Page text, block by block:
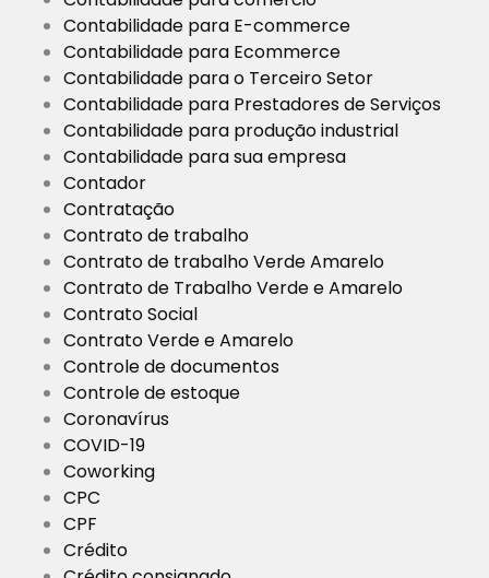
Contabilidade para E-commerce
Contabilidade para Ecommerce
Contabilidade para o Terceiro Setor
Contabilidade para Prestadores de Serviços
Contabilidade para produção industrial
Contabilidade para sua empresa
Contador
Contratação
Contrato de trabalho
Contrato de trabalho Verde Amarelo
Contrato de Trabalho Verde e Amarelo
Contrato Social
Contrato Verde e Amarelo
Controle de documentos
Controle de estoque
Coronavírus
COVID-19
Coworking
CPC
CPF
Crédito